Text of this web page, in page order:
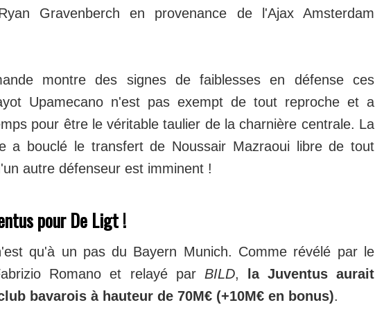
Gravenberch en provenance de l'Ajax Amsterdam
montre des signes de faiblesses en défense ces
Upamecano n'est pas exempt de tout reproche et a
pour être le véritable taulier de la charnière centrale. La
a bouclé le transfert de Noussair Mazraoui libre de tout
autre défenseur est imminent !
pour De Ligt !
qu'à un pas du Bayern Munich. Comme révélé par le
Romano et relayé par BILD,
la Juventus aurait
bavarois à hauteur de 70M€ (+10M€ en bonus).